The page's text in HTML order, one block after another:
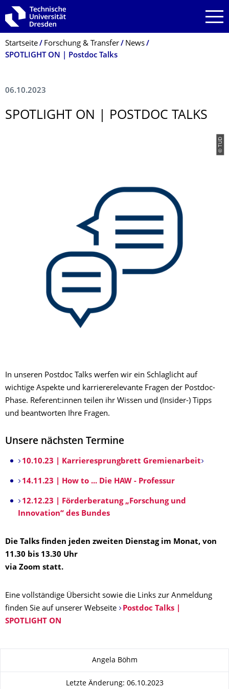
Zur Hauptnavigation springen
Zur Suche springen
Zum Inhalt springen
Breadcrumb-Menü
Startseite Forschung & Transfer
News
SPOTLIGHT ON | ­Postdoc Talks
06.10.2023
SPOTLIGHT ON | ­POSTDOC TALKS
© TUD
In unseren Postdoc Talks werfen wir ein Schlaglicht auf
wichtige Aspekte und karriererelevante Fragen der Postdoc-
Phase. Referent:innen teilen ihr Wissen und (Insider-) Tipps
und beantworten Ihre Fragen.
Unsere nächsten Termine
10.10.23 | Karrieresprungbrett Gremienarbeit
14.11.23 | How to ... Die HAW - Professur
12.12.23 | Förderberatung „Forschung und
Innovation“ des Bundes
Die Talks finden jeden zweiten Dienstag im Monat, von
11.30 bis 13.30 Uhr
via Zoom statt.
Eine vollständige Übersicht sowie die Links zur Anmeldung
finden Sie auf unserer Webseite
Postdoc Talks |
SPOTLIGHT ON
Angela Böhm
Letzte Änderung: 06.10.2023